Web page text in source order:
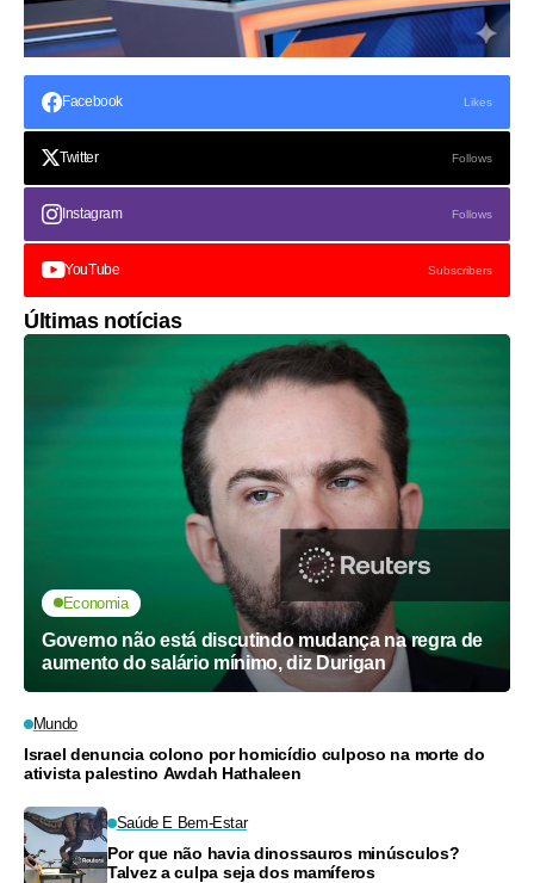
Facebook Likes
Twitter Follows
Instagram Follows
YouTube Subscribers
Últimas notícias
Economia
Governo não está discutindo mudança na regra de
aumento do salário mínimo, diz Durigan
Mundo
Israel denuncia colono por homicídio culposo na morte do
ativista palestino Awdah Hathaleen
Saúde E Bem-Estar
Por que não havia dinossauros minúsculos?
Talvez a culpa seja dos mamíferos